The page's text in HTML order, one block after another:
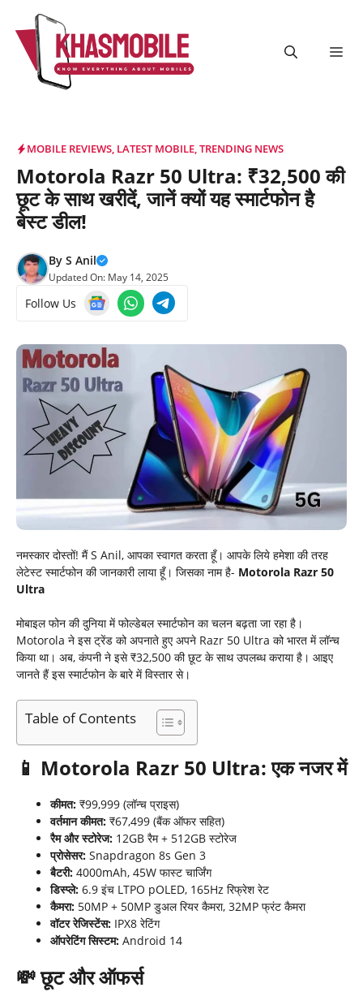
content
MOBILE REVIEWS, LATEST MOBILE,TRENDING NEWS
Motorola Razr 50 Ultra: ₹32,500 की
छूट के साथ खरीदें, जानें क्यों यह स्मार्टफोन है
बेस्ट डील!
By S Anil
Updated On: May 14, 2025
Follow Us
नमस्कार दोस्तों! मैं S Anil, आपका स्वागत करता हूँ। आपके लिये हमेशा की तरह
लेटेस्ट स्मार्टफोन की जानकारी लाया हूँ। जिसका नाम है- Motorola Razr 50
Ultra
मोबाइल फोन की दुनिया में फोल्डेबल स्मार्टफोन का चलन बढ़ता जा रहा है।
Motorola ने इस ट्रेंड को अपनाते हुए अपने Razr 50 Ultra को भारत में लॉन्च
किया था। अब, कंपनी ने इसे ₹32,500 की छूट के साथ उपलब्ध कराया है। आइए
जानते हैं इस स्मार्टफोन के बारे में विस्तार से।
Table of Contents
📱 Motorola Razr 50 Ultra:एक नजर में
कीमत: ₹99,999 (लॉन्च प्राइस)
वर्तमान कीमत: ₹67,499 (बैंक ऑफर सहित)
रैम और स्टोरेज: 12GB रैम + 512GB स्टोरेज
प्रोसेसर: Snapdragon 8s Gen 3
बैटरी: 4000mAh, 45W फास्ट चार्जिंग
डिस्प्ले: 6.9 इंच LTPO pOLED, 165Hz रिफ्रेश रेट
कैमरा: 50MP + 50MP डुअल रियर कैमरा, 32MP फ्रंट कैमरा
वॉटर रेजिस्टेंस: IPX8 रेटिंग
ऑपरेटिंग सिस्टम: Android 14
💸छूट और ऑफर्स